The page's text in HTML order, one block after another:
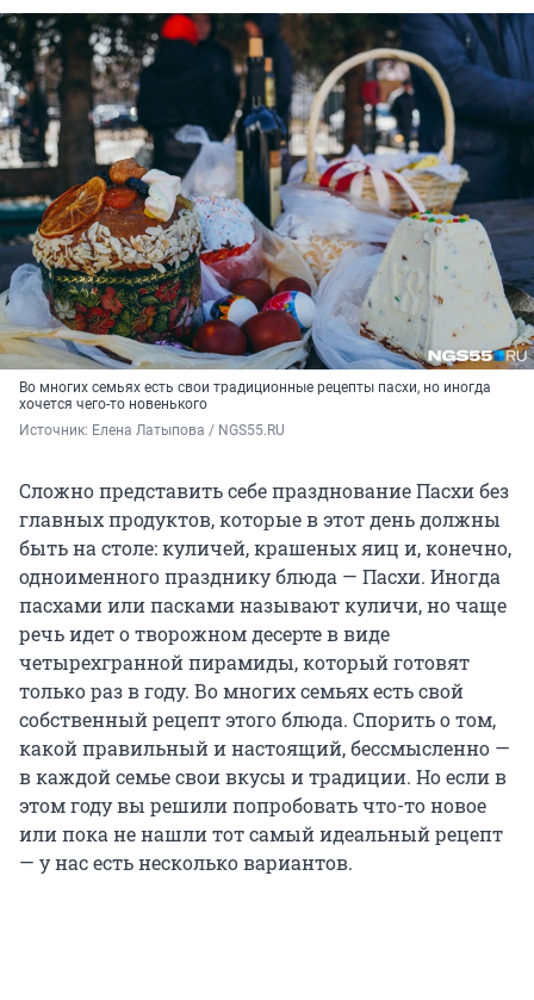
Во многих семьях есть свои традиционные рецепты пасхи, но иногда
хочется чего-то новенького
Источник: Елена Латыпова / NGS55.RU
Сложно представить себе празднование Пасхи без
главных продуктов, которые в этот день должны
быть на столе: куличей, крашеных яиц и, конечно,
одноименного празднику блюда — Пасхи. Иногда
пасхами или пасками называют куличи, но чаще
речь идет о творожном десерте в виде
четырехгранной пирамиды, который готовят
только раз в году. Во многих семьях есть свой
собственный рецепт этого блюда. Спорить о том,
какой правильный и настоящий, бессмысленно —
в каждой семье свои вкусы и традиции. Но если в
этом году вы решили попробовать что-то новое
или пока не нашли тот самый идеальный рецепт
— у нас есть несколько вариантов.